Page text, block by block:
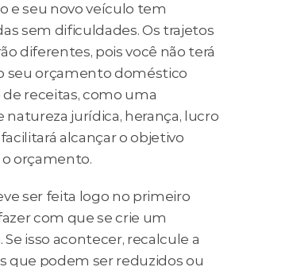
e seu novo veículo tem
sem dificuldades. Os trajetos
diferentes, pois você não terá
seu orçamento doméstico
receitas, como uma
jurídica, herança, lucro
alcançar o objetivo
orçamento.
ser feita logo no primeiro
com que se crie um
isso acontecer, recalcule a
que podem ser reduzidos ou